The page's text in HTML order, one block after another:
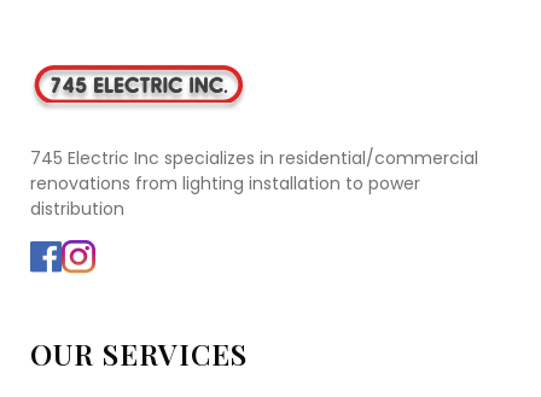
745 Electric Inc specializes in residential/commercial
renovations from lighting installation to power
distribution
OUR SERVICES